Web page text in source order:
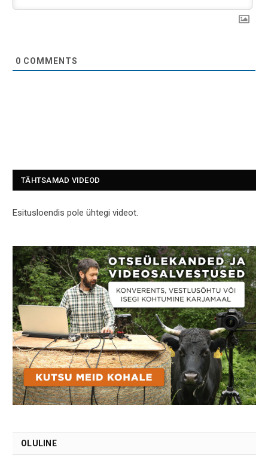
0 COMMENTS
TÄHTSAMAD VIDEOD
Esitusloendis pole ühtegi videot.
OLULINE